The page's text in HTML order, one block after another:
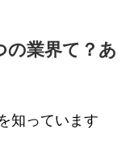
の業界て？あ
知っています